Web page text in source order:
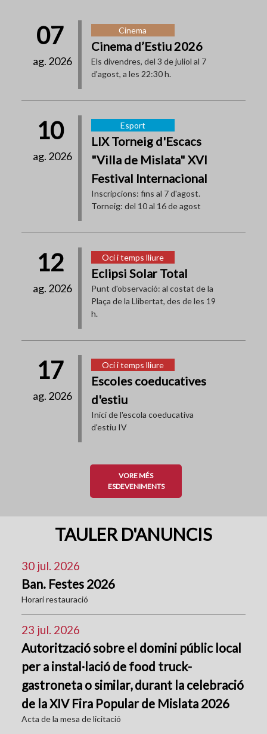
07
ag. 2026
Cinema
Cinema d’Estiu 2026
Els divendres, del 3 de juliol al 7
d'agost, a les 22:30 h.
10
ag. 2026
Esport
LIX Torneig d'Escacs
"Villa de Mislata" XVI
Festival Internacional
Inscripcions: fins al 7 d'agost.
Torneig: del 10 al 16 de agost
12
ag. 2026
Oci i temps lliure
Eclipsi Solar Total
Punt d'observació: al costat de la
Plaça de la Llibertat, des de les 19
h.
17
ag. 2026
Oci i temps lliure
Escoles coeducatives
d'estiu
Inici de l'escola coeducativa
d'estiu IV
VORE MÉS
ESDEVENIMENTS
TAULER D'ANUNCIS
30 jul. 2026
Ban. Festes 2026
Horari restauració
23 jul. 2026
Autorització sobre el domini públic local
per a instal·lació de food truck-
gastroneta o similar, durant la celebració
de la XIV Fira Popular de Mislata 2026
Acta de la mesa de licitació